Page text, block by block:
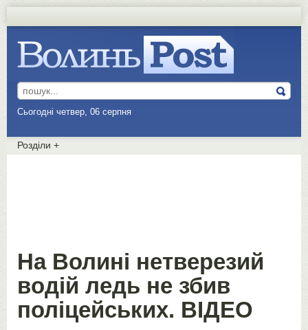
Сьогодні четвер, 06 серпня
Розділи +
На Волині нетверезий
водій ледь не збив
поліцейських. ВІДЕО